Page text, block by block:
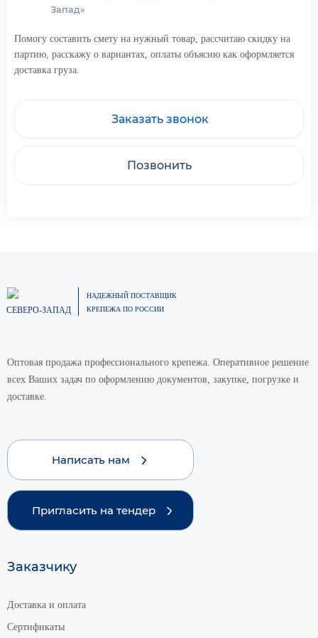
Запад»
Помогу составить смету на нужный товар, рассчитаю скидку на
партию, расскажу о вариантах, оплаты объясню как оформляется
доставка груза.
Заказать звонок
Позвонить
СЕВЕРО-ЗАПАД
НАДЕЖНЫЙ ПОСТАВЩИК
КРЕПЕЖА ПО РОССИИ
Оптовая продажа профессионального крепежа. Оперативное решение
всех Ваших задач по оформлению документов, закупке, погрузке и
доставке.
Написать нам
Пригласить на тендер
Заказчику
Доставка и оплата
Сертификаты